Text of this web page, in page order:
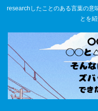
researchしたことのある言葉の意
とを